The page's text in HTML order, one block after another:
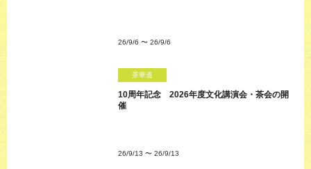
26/9/6 〜 26/9/6
茶華道
10周年記念 2026年度文化講演会・茶会の開
催
26/9/13 〜 26/9/13